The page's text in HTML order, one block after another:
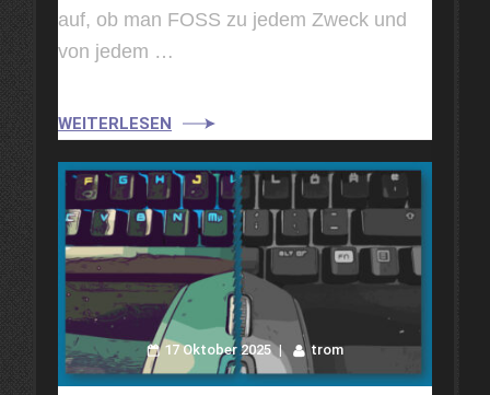
auf, ob man FOSS zu jedem Zweck und
von jedem …
WEITERLESEN
17 Oktober 2025 trom